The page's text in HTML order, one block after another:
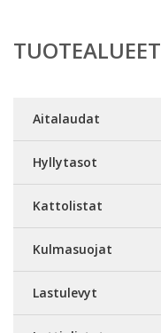
TUOTEALUEET
Aitalaudat
Hyllytasot
Kattolistat
Kulmasuojat
Lastulevyt